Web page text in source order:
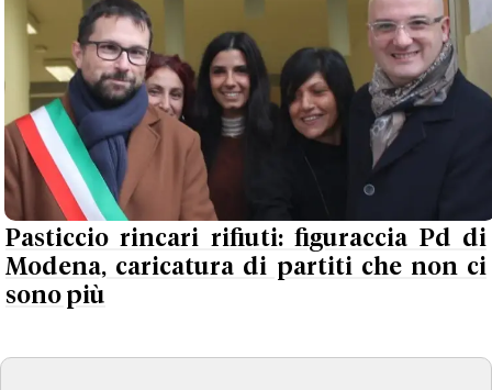
Pasticcio rincari rifiuti: figuraccia Pd di
Modena, caricatura di partiti che non ci
sono più